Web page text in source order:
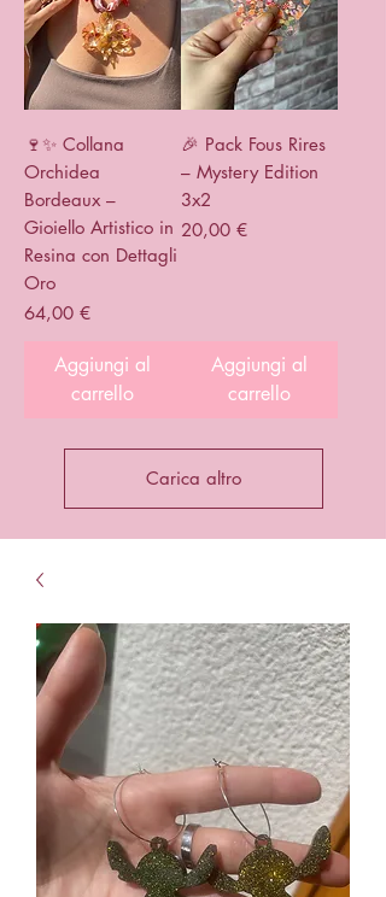
🍷✨ Collana
Orchidea
Bordeaux –
Gioiello Artistico in
Resina con Dettagli
Oro
Prezzo
64,00 €
Aggiungi al
carrello
🎉 Pack Fous Rires
– Mystery Edition
3x2
Prezzo
20,00 €
Aggiungi al
carrello
Carica altro